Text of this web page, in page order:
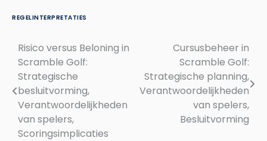
REGELINTERPRETATIES
Post
navigation
Risico versus Beloning in
Scramble Golf:
Strategische
besluitvorming,
Verantwoordelijkheden
van spelers,
Scoringsimplicaties
Cursusbeheer in
Scramble Golf:
Strategische planning,
Verantwoordelijkheden
van spelers,
Besluitvorming